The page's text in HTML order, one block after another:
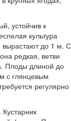
устойчив к
культура
вырастают до 1 м. С
редкая, ветви
Плоды длиной до
с глянцевым
регулярно